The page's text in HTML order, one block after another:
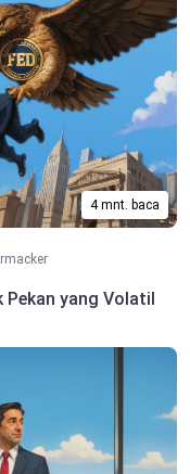
4 mnt. baca
yang Volatil